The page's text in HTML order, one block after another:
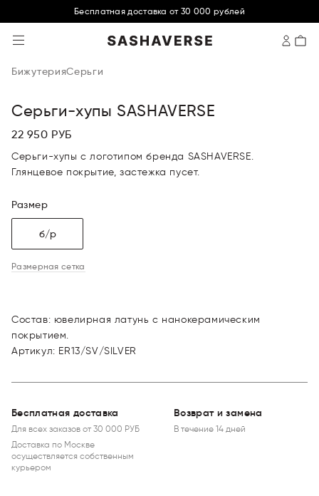
Бесплатная доставка от 30 000 рублей
SASHAVERSE
БижутерияСерьги
Серьги-хупы SASHAVERSE
22 950 РУБ
Серьги-хупы с логотипом бренда SASHAVERSE.
Глянцевое покрытие, застежка пусет.
Размер
б/р
Размерная сетка
Состав: ювелирная латунь с нанокерамическим
покрытием.
Артикул: ER13/SV/SILVER
Бесплатная доставка
Для всех заказов от 30 000 РУБ
Доставка по Москве
осуществляется собственным
курьером
Возврат и замена
В течение 14 дней